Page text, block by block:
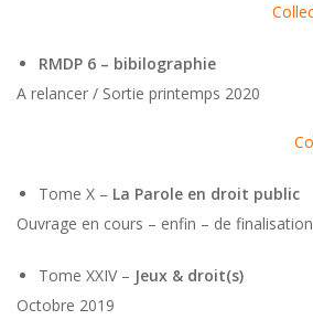
RMDP 6 – bibilographie
A relancer / Sortie printemps 2020
Tome X – La Parole en droit public
Ouvrage en cours – enfin – de
Tome XXIV – Jeux & droit(s)
Octobre 2019